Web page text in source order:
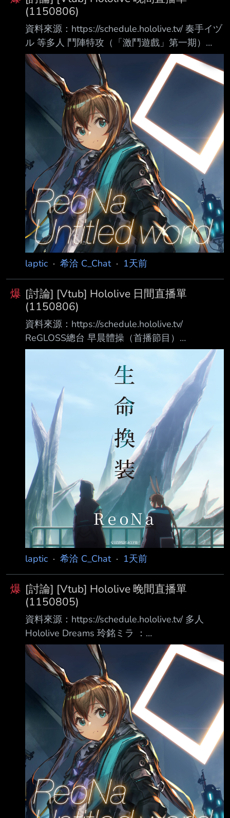
(1150806)
資料來源：https://schedule.hololive.tv/ 奏手イヅ
ル 等多人 鬥陣特攻（「激鬥遊戲」第一期）
https://www.youtube.com/watch?v=dz7lffgGd5c
大神ミオ 歌回 https://www.youtube.com/watch?
v=jbu_zJtuMU0 常闇トワ 快打旋風Ⅵ
https://www.youtube.com/watch?v=-
Kn4_NE1F3E 綺綺羅羅薇薇 超級瑪利歐 耀西島
https://www.youtube.com/wa
laptic · 希洽 C_Chat· 1天前
爆 [討論] [Vtub] Hololive 日間直播單
(1150806)
資料來源：https://schedule.hololive.tv/
ReGLOSS總台 早晨體操（首播節目）
https://www.youtube.com/watch?
v=JxGQ6kxV24A 預告實況 08:15 萬象院八卦 樂
https://www.youtube.com/watch?
v=VI3cNykw53o 09:00 Flayon 第三版初揭露
https://www.youtube.com/watch?
v=skWCrUcZEU8 儒烏風亭らでん 自習室
https:/
laptic · 希洽 C_Chat· 1天前
爆 [討論] [Vtub] Hololive 晚間直播單
(1150805)
資料來源：https://schedule.hololive.tv/ 多人
Hololive Dreams 玲銘ミラ ：
https://www.youtube.com/watch?
v=CtQ_15HfY_M （UNIT B官台） 白銀ノエル：
https://www.youtube.com/watch?
v=5bnELTTvpuk 綺綺羅羅薇薇：
https://www.youtube.com/watch?
v=nAoPfknYdjA 博衣こより 全速策騎
https://www.youtube.com/watc